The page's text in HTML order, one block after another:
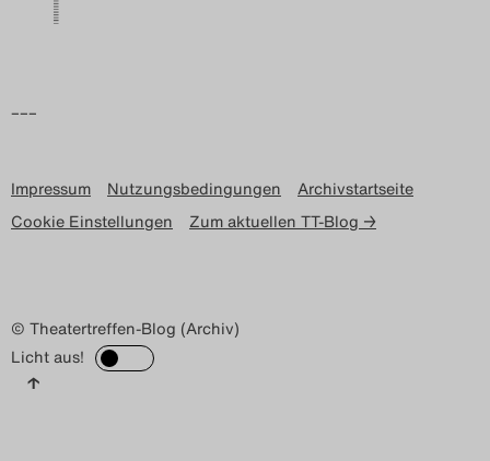
–––
Impressum Nutzungsbedingungen
Archivstartseite
Cookie Einstellungen
Zum aktuellen TT-Blog →
© Theatertreffen-Blog (Archiv)
Licht aus!
↑